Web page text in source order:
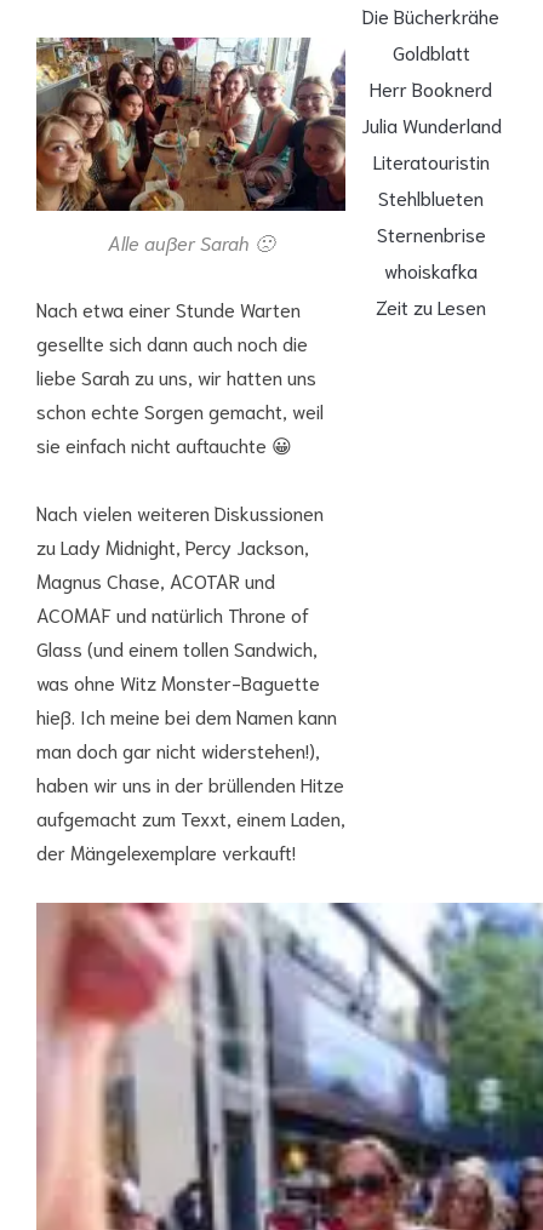
Alle außer Sarah 🙁
Nach etwa einer Stunde Warten
gesellte sich dann auch noch die
liebe Sarah zu uns, wir hatten uns
schon echte Sorgen gemacht, weil
sie einfach nicht auftauchte 😀
Nach vielen weiteren Diskussionen
zu Lady Midnight, Percy Jackson,
Magnus Chase, ACOTAR und
ACOMAF und natürlich Throne of
Glass (und einem tollen Sandwich,
was ohne Witz Monster-Baguette
hieß. Ich meine bei dem Namen kann
man doch gar nicht widerstehen!),
haben wir uns in der brüllenden Hitze
aufgemacht zum Texxt, einem Laden,
der Mängelexemplare verkauft!
Die Bücherkrähe
Goldblatt
Herr Booknerd
Julia Wunderland
Literatouristin
Stehlblueten
Sternenbrise
whoiskafka
Zeit zu Lesen